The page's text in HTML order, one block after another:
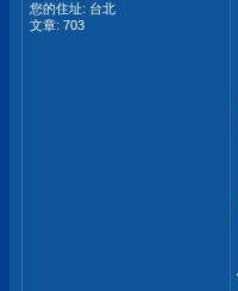
您的住址: 台北
文章: 703